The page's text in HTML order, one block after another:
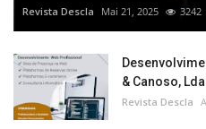
Revista Descla Mai 21, 2025 3242
& Canoso,
Revista Descla